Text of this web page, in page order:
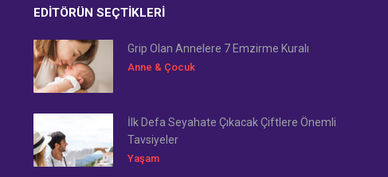
EDITÖRÜN SEÇTIKLERI
Grip Olan Annelere 7 Emzirme Kuralı
Anne & Çocuk
İlk Defa Seyahate Çıkacak Çiftlere Önemli
Tavsiyeler
Yaşam